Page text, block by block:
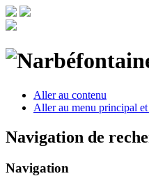
Aller au contenu
Aller au menu principal
Navigation de
Navigation